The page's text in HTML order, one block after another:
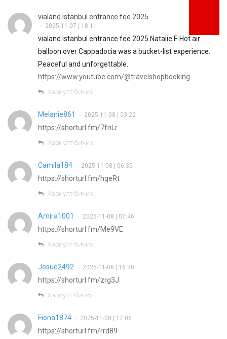
vialand istanbul entrance fee 2025
• 2025-11-07 | 18:11
vialand istanbul entrance fee 2025 Natalie F. Hot air
balloon over Cappadocia was a bucket-list experience.
Peaceful and unforgettable.
https://www.youtube.com/@travelshopbooking
Хариулт бичих
Melanie861 • 2025-11-08 | 03:22
https://shorturl.fm/7fnLr
Хариулт бичих
Camila184 • 2025-11-08 | 06:35
https://shorturl.fm/hqeRt
Хариулт бичих
Amira1001 • 2025-11-08 | 07:46
https://shorturl.fm/Me9VE
Хариулт бичих
Josue2492 • 2025-11-08 | 16:30
https://shorturl.fm/zrg3J
Хариулт бичих
Fiona1874 • 2025-11-08 | 17:06
https://shorturl.fm/rrd89